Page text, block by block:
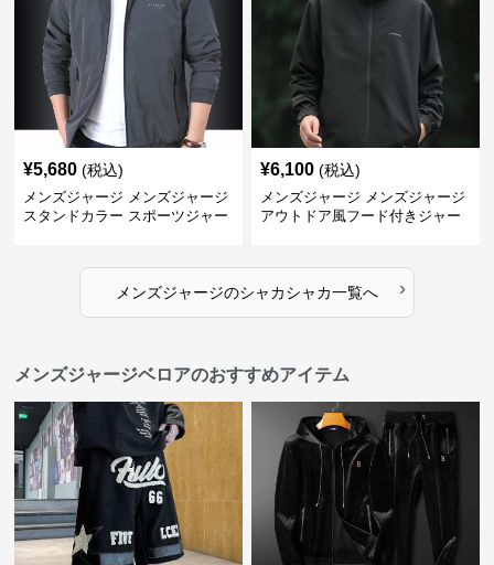
¥5,680 (税込)
メンズジャージ メンズジャージ
スタンドカラー スポーツジャー
¥6,100 (税込)
メンズジャージ メンズジャージ
アウトドア風フード付きジャー
メンズジャージのシャカシャカ一覧へ ›
メンズジャージベロアのおすすめアイテム